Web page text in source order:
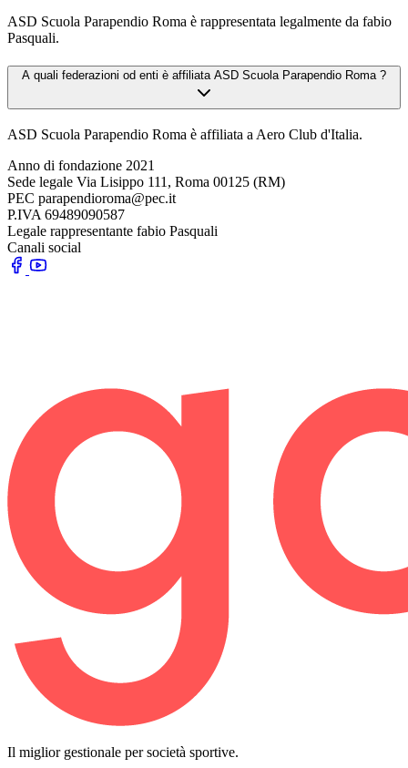
ASD Scuola Parapendio Roma è rappresentata legalmente da fabio
Pasquali.
A quali federazioni od enti è affiliata ASD Scuola Parapendio Roma ?
ASD Scuola Parapendio Roma è affiliata a Aero Club d'Italia.
Anno di fondazione 2021
Sede legale Via Lisippo 111, Roma 00125 (RM)
PEC parapendioroma@pec.it
P.IVA 69489090587
Legale rappresentante fabio Pasquali
Canali social
Il miglior gestionale per società sportive.